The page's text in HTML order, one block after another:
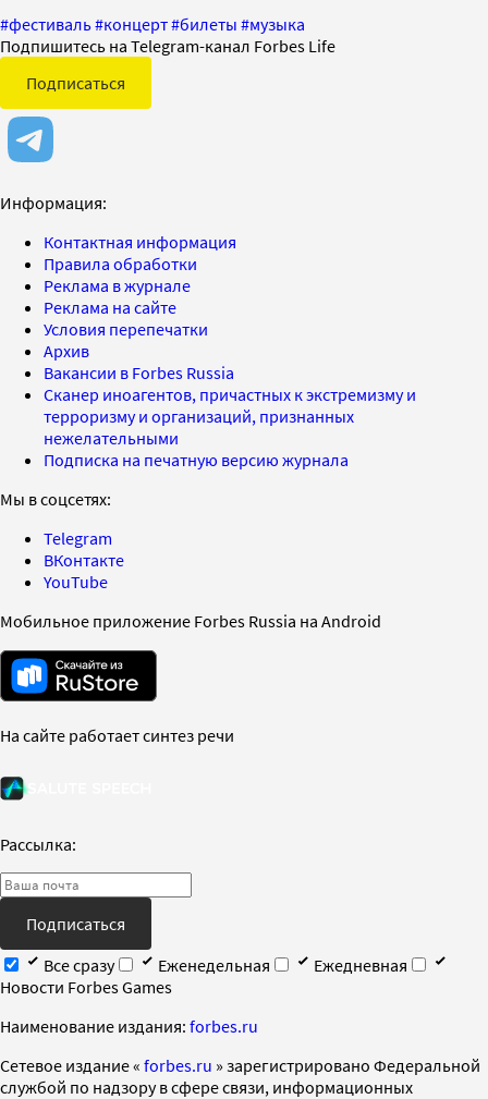
#фестиваль#концерт#билеты #музыка
Подпишитесь на Telegram-канал Forbes Life
Подписаться
Информация:
Контактная информация
Правила обработки
Реклама в журнале
Реклама на сайте
Условия перепечатки
Архив
Вакансии в Forbes Russia
Сканер иноагентов, причастных к экстремизму и
терроризму и организаций, признанных
нежелательными
Подписка на печатную версию журнала
Мы в соцсетях:
Telegram
ВКонтакте
YouTube
Мобильное приложение Forbes Russia на Android
На сайте работает синтез речи
Рассылка:
Подписаться
Все сразу
Еженедельная
Ежедневная
Новости Forbes Games
Наименование издания: forbes.ru
Cетевое издание « forbes.ru » зарегистрировано Федеральной
службой по надзору в сфере связи, информационных